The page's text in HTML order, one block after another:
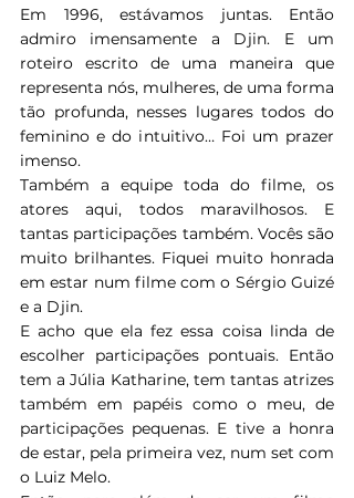
Em 1996, estávamos juntas. Então
admiro imensamente a Djin. E um
roteiro escrito de uma maneira que
representa nós, mulheres, de uma forma
tão profunda, nesses lugares todos do
feminino e do intuitivo… Foi um prazer
imenso.
Também a equipe toda do filme, os
atores aqui, todos maravilhosos. E
tantas participações também. Vocês são
muito brilhantes. Fiquei muito honrada
em estar num filme com o Sérgio Guizé
e a Djin.
E acho que ela fez essa coisa linda de
escolher participações pontuais. Então
tem a Júlia Katharine, tem tantas atrizes
também em papéis como o meu, de
participações pequenas. E tive a honra
de estar, pela primeira vez, num set com
o Luiz Melo.